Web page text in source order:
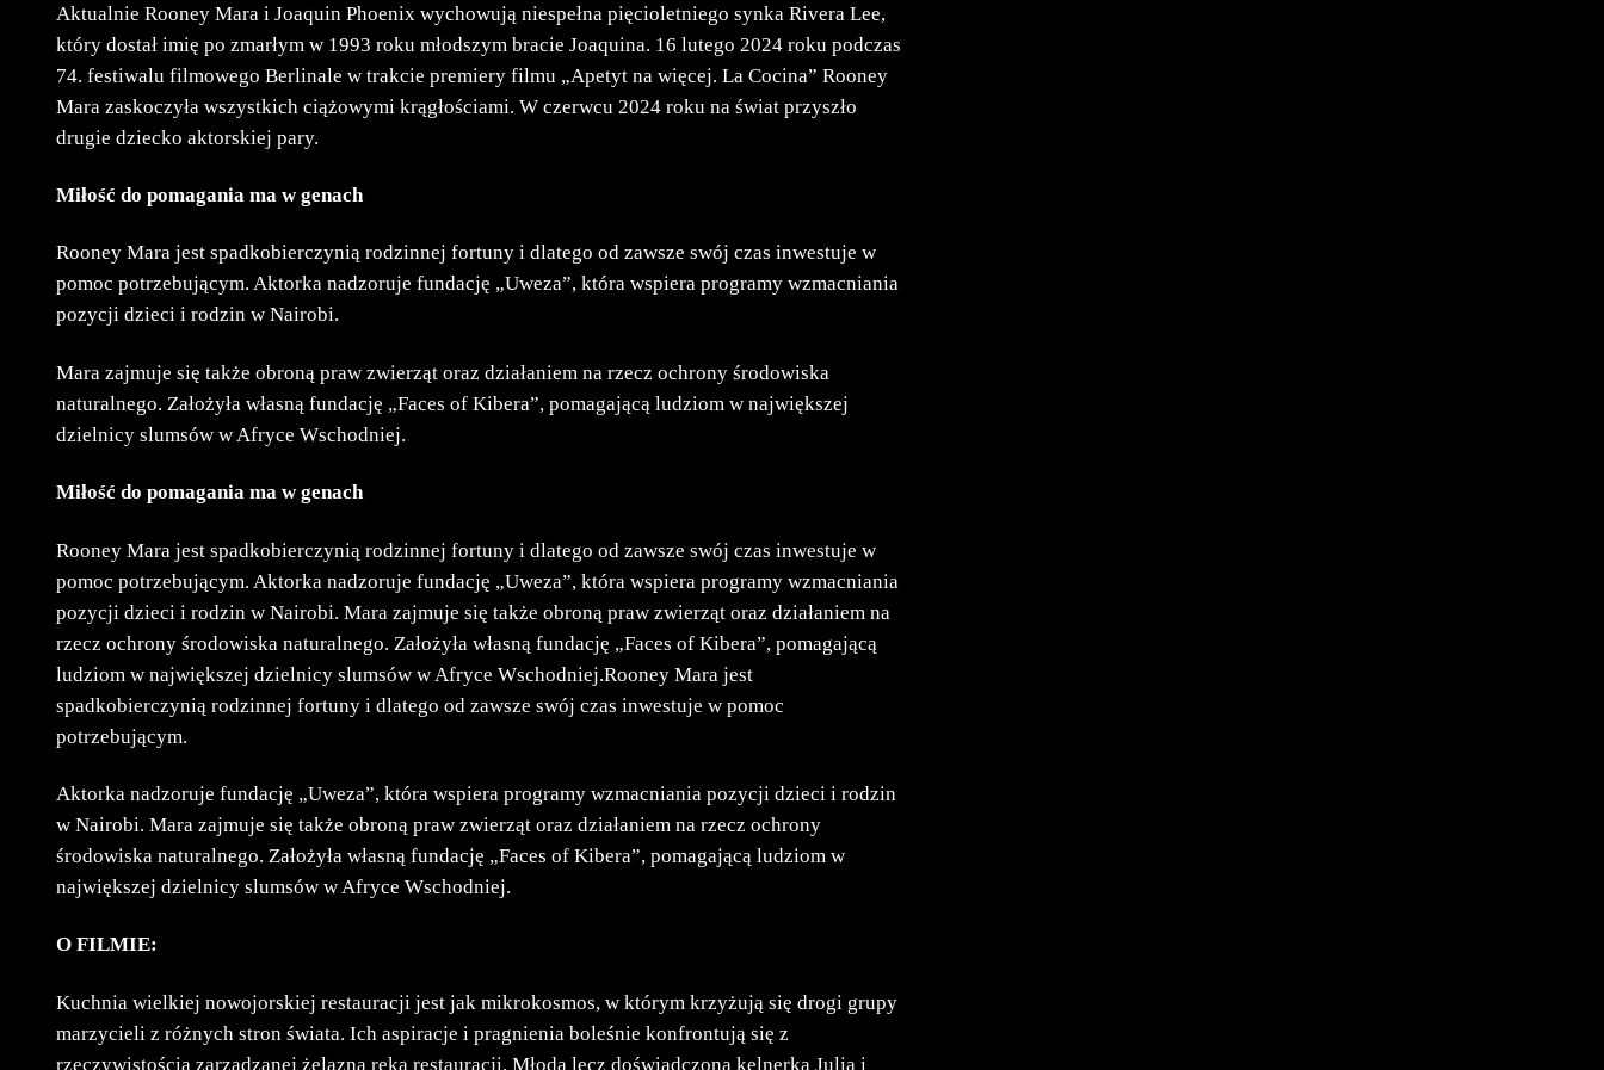
Aktualnie Rooney Mara i Joaquin Phoenix wychowują niespełna pięcioletniego synka Rivera Lee,
który dostał imię po zmarłym w 1993 roku młodszym bracie Joaquina. 16 lutego 2024 roku podczas
74. festiwalu filmowego Berlinale w trakcie premiery filmu „Apetyt na więcej. La Cocina” Rooney
Mara zaskoczyła wszystkich ciążowymi krągłościami. W czerwcu 2024 roku na świat przyszło
drugie dziecko aktorskiej pary.
Miłość do pomagania ma w genach
Rooney Mara jest spadkobierczynią rodzinnej fortuny i dlatego od zawsze swój czas inwestuje w
pomoc potrzebującym. Aktorka nadzoruje fundację „Uweza”, która wspiera programy wzmacniania
pozycji dzieci i rodzin w Nairobi.
Mara zajmuje się także obroną praw zwierząt oraz działaniem na rzecz ochrony środowiska
naturalnego. Założyła własną fundację „Faces of Kibera”, pomagającą ludziom w największej
dzielnicy slumsów w Afryce Wschodniej.
Miłość do pomagania ma w genach
Rooney Mara jest spadkobierczynią rodzinnej fortuny i dlatego od zawsze swój czas inwestuje w
pomoc potrzebującym. Aktorka nadzoruje fundację „Uweza”, która wspiera programy wzmacniania
pozycji dzieci i rodzin w Nairobi. Mara zajmuje się także obroną praw zwierząt oraz działaniem na
rzecz ochrony środowiska naturalnego. Założyła własną fundację „Faces of Kibera”, pomagającą
ludziom w największej dzielnicy slumsów w Afryce Wschodniej.Rooney Mara jest
spadkobierczynią rodzinnej fortuny i dlatego od zawsze swój czas inwestuje w pomoc
potrzebującym.
Aktorka nadzoruje fundację „Uweza”, która wspiera programy wzmacniania pozycji dzieci i rodzin
w Nairobi. Mara zajmuje się także obroną praw zwierząt oraz działaniem na rzecz ochrony
środowiska naturalnego. Założyła własną fundację „Faces of Kibera”, pomagającą ludziom w
największej dzielnicy slumsów w Afryce Wschodniej.
O FILMIE:
Kuchnia wielkiej nowojorskiej restauracji jest jak mikrokosmos, w którym krzyżują się drogi grupy
marzycieli z różnych stron świata. Ich aspiracje i pragnienia boleśnie konfrontują się z
rzeczywistością zarządzanej żelazną ręką restauracji. Młoda lecz doświadczona kelnerka Julia i